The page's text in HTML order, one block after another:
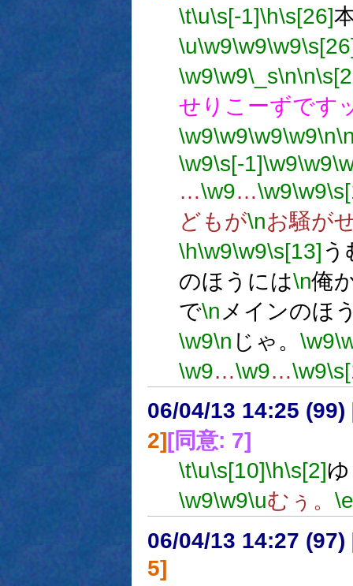
\t\u\s[-1]\h\s[26]
\u\w9\w9\w9
\w9\w9\_s\n\n
せりこーずです
\w9\w9\w9\w9\n
\w9\s[-1]\w9\w9
…\w9…\w9\w9
どもが\nお騒が
\h\w9\w9\s[13] う
のほうには\n俺
で\nメインのほ
\w9\n じゃ。 \w9
\w9…\w9…\w9
06/04/13 14:25 (99)
2] [同意: 7]
\t\u\s[10]\h\s[2]
\w9\w9\uむぅ。 \e
06/04/13 14:27 (97)
5]